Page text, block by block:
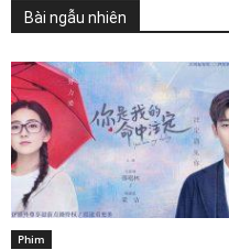
Bài ngẫu nhiên
Phim